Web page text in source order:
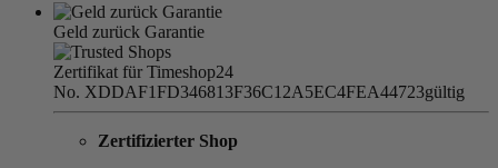
Geld zurück Garantie
Zertifikat für Timeshop24
No. XDDAF1FD346813F36C12A5EC4FEA44723gültig
Zertifizierter Shop